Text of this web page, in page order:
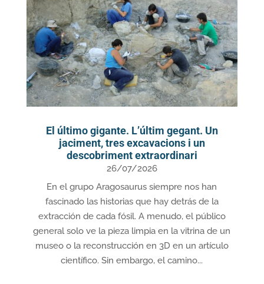
El último gigante. L’últim gegant. Un
jaciment, tres excavacions i un
descobriment extraordinari
26/07/2026
En el grupo Aragosaurus siempre nos han
fascinado las historias que hay detrás de la
extracción de cada fósil. A menudo, el público
general solo ve la pieza limpia en la vitrina de un
museo o la reconstrucción en 3D en un artículo
científico. Sin embargo, el camino...